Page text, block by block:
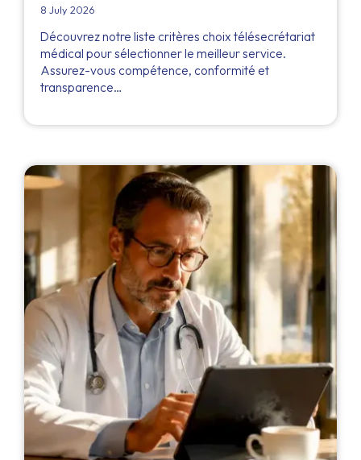
8 July 2026
Découvrez notre liste critères choix télésecrétariat
médical pour sélectionner le meilleur service.
Assurez-vous compétence, conformité et
transparence…